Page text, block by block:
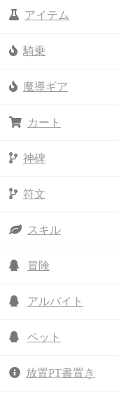
アイテム
騎乗
魔導ギア
カート
神碑
符文
スキル
冒険
アルバイト
ペット
放置PT書置き